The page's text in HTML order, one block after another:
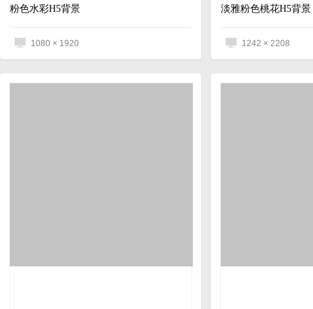
粉色水彩H5背景
1080 × 1920
淡雅粉色桃花H5背景
1242 × 2208